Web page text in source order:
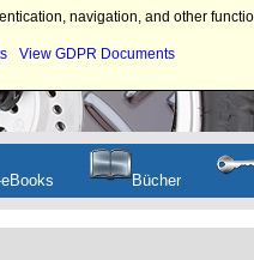
Bücher
navigation, and other
View GDPR Documents